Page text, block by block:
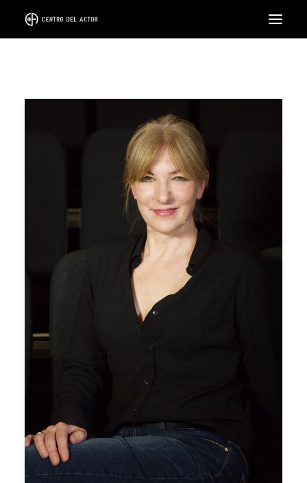
FORMACIÓN
LLÁMANOS